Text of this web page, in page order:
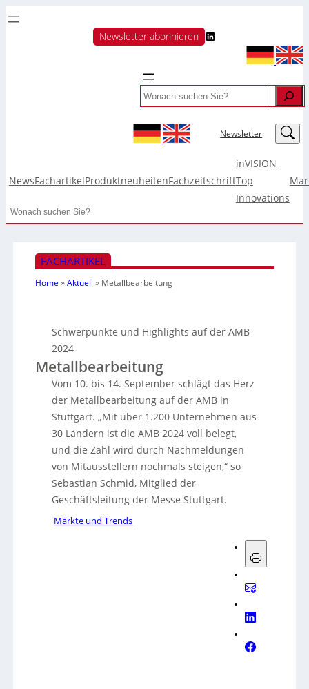
Newsletter abonnieren LinkedIn
Search
Newsletter LinkedIn
NewsFachartikelProduktneuheitenFachzeitschrift
inVISION
Top
Innovations
Search
FACHARTIKEL
Home »Aktuell » Metallbearbeitung
Schwerpunkte und Highlights auf der AMB
2024
Metallbearbeitung
Vom 10. bis 14. September schlägt das Herz
der Metallbearbeitung auf der AMB in
Stuttgart. „Mit über 1.200 Unternehmen aus
30 Ländern ist die AMB 2024 voll belegt,
und die Zahl wird durch Nachmeldungen
von Mitausstellern nochmals steigen,“ so
Sebastian Schmid, Mitglied der
Geschäftsleitung der Messe Stuttgart.
Märkte und Trends